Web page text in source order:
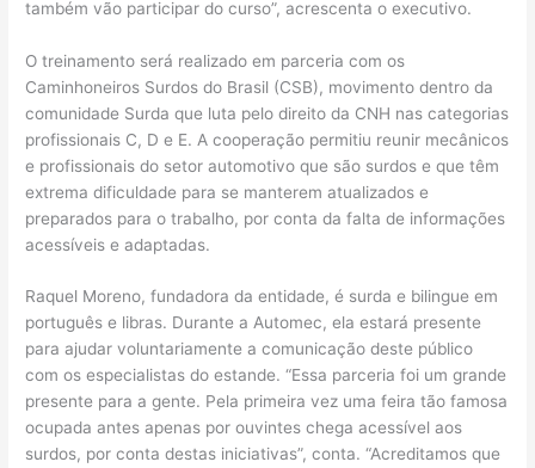
também vão participar do curso”, acrescenta o executivo.
O treinamento será realizado em parceria com os
Caminhoneiros Surdos do Brasil (CSB), movimento dentro da
comunidade Surda que luta pelo direito da CNH nas categorias
profissionais C, D e E. A cooperação permitiu reunir mecânicos
e profissionais do setor automotivo que são surdos e que têm
extrema dificuldade para se manterem atualizados e
preparados para o trabalho, por conta da falta de informações
acessíveis e adaptadas.
Raquel Moreno, fundadora da entidade, é surda e bilingue em
português e libras. Durante a Automec, ela estará presente
para ajudar voluntariamente a comunicação deste público
com os especialistas do estande. “Essa parceria foi um grande
presente para a gente. Pela primeira vez uma feira tão famosa
ocupada antes apenas por ouvintes chega acessível aos
surdos, por conta destas iniciativas”, conta. “Acreditamos que